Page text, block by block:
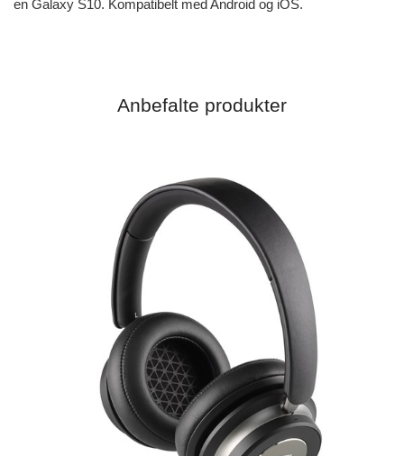
en Galaxy S10. Kompatibelt med Android og iOS.
Anbefalte produkter